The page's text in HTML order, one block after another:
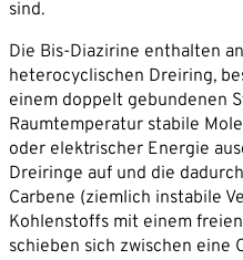
sind.
Die Bis-Diazirine enthalten
heterocyclischen Dreiring,
einem doppelt gebundenen
Raumtemperatur stabile
oder elektrischer Energie
Dreiringe auf und die
Carbene (ziemlich instabile
Kohlenstoffs mit einem
schieben sich zwischen eine
elektronisch erhebt,
Weitere Informationen
Datenschutzerklärung.